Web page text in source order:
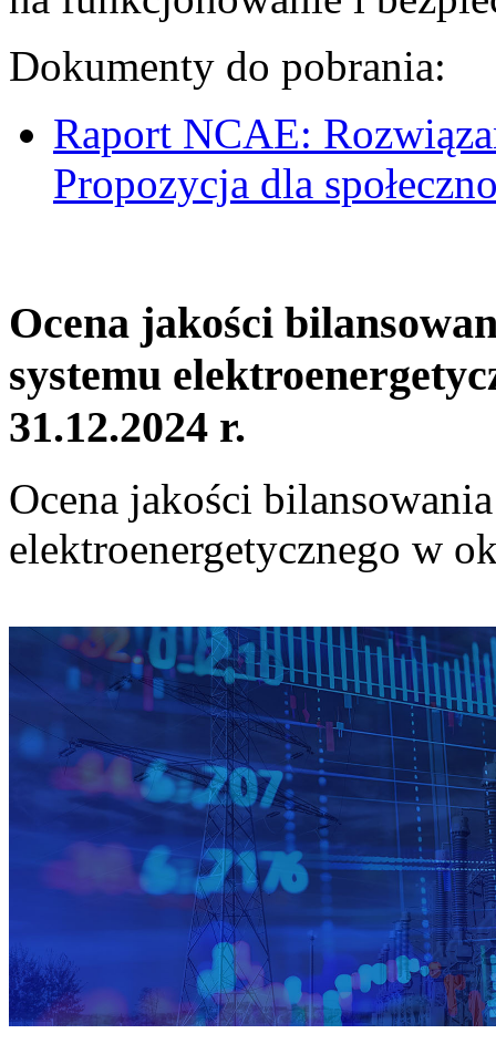
Dokumenty do pobrania:
Raport NCAE:
Propozycja dla
Ocena jakości
systemu
31.12.2024 r.
Ocena jakości
elektroenergetycznego w